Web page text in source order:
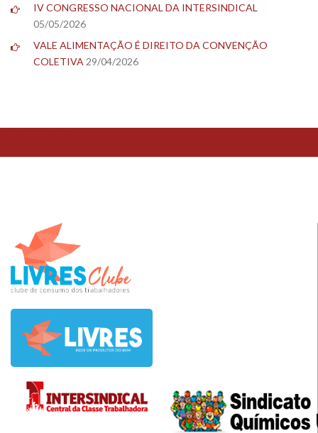
IV CONGRESSO NACIONAL DA INTERSINDICAL
05/05/2026
VALE ALIMENTAÇÃO É DIREITO DA CONVENÇÃO
COLETIVA 29/04/2026
TESTE